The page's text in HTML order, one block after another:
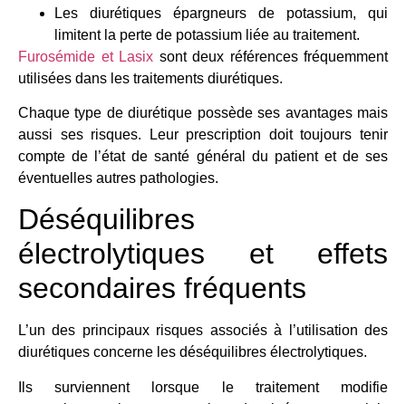
Les diurétiques épargneurs de potassium, qui
limitent la perte de potassium liée au traitement.
Furosémide et Lasix sont deux références fréquemment
utilisées dans les traitements diurétiques.
Chaque type de diurétique possède ses avantages mais
aussi ses risques. Leur prescription doit toujours tenir
compte de l’état de santé général du patient et de ses
éventuelles autres pathologies.
Déséquilibres
électrolytiques et effets
secondaires fréquents
L’un des principaux risques associés à l’utilisation des
diurétiques concerne les déséquilibres électrolytiques.
Ils surviennent lorsque le traitement modifie